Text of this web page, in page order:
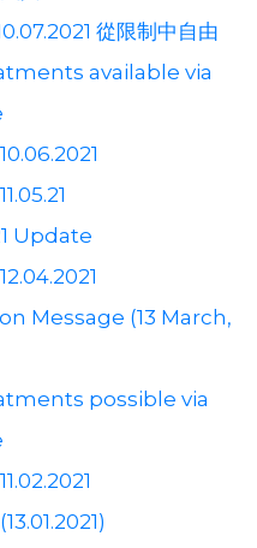
從限制中自由
available via
Update
Message (13 March,
possible via